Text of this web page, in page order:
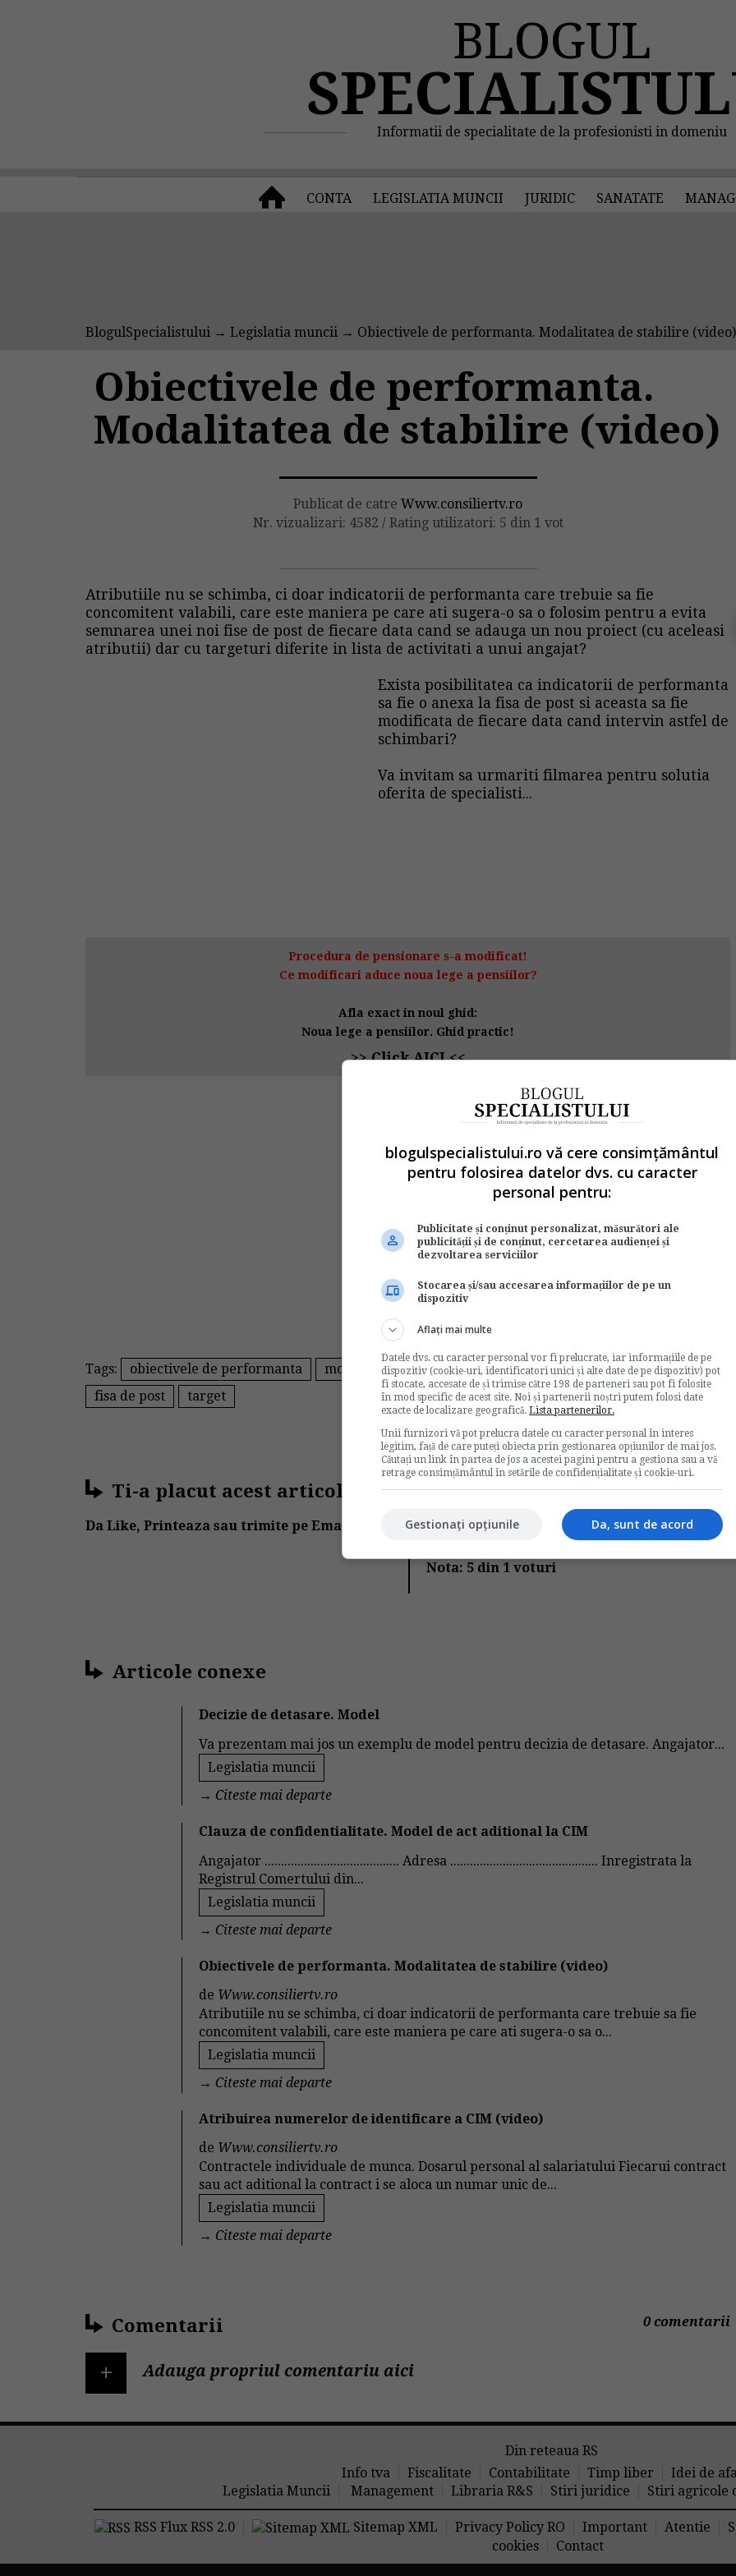
BLOGUL
Informatii de specialitate de la profesionisti in domeniu
CONTA LEGISLATIA MUNCII JURIDIC SANATATE
BlogulSpecialistului →Legislatia muncii → Obiectivele de performanta. Modalitatea de stabilire (video)
Obiectivele de performanta.
Modalitatea de stabilire (video)
Publicat de catreWww.consiliertv.ro
Nr. vizualizari: 4582 / Rating utilizatori: 5 din 1 vot
Atributiile nu se schimba, ci doar indicatorii de performanta care trebuie sa fie
concomitent valabili, care este maniera pe care ati sugera-o sa o folosim pentru a evita
semnarea unei noi fise de post de fiecare data cand se adauga un nou proiect (cu aceleasi
atributii) dar cu targeturi diferite in lista de activitati a unui angajat?
Exista posibilitatea ca indicatorii de performanta
sa fie o anexa la fisa de post si aceasta sa fie
modificata de fiecare data cand intervin astfel de
schimbari?
Va invitam sa urmariti filmarea pentru solutia
oferita de specialisti...
Procedura de pensionare s-a modificat!
Ce modificari aduce noua lege a pensiilor?
Afla exact in noul ghid:
Noua lege a pensiilor. Ghid practic!
>> Click AICI <<
Tags: obiectivele de performanta modalitatea de stabilire
indicator de performanta
fisa de post
target
Ti-a placut acest articol?
Da Like, Printeaza sau trimite pe Email!
Votati articolul
Rating:
Nota: 5din 1voturi
Articole conexe
Decizie de detasare. Model
Va prezentam mai jos un exemplu de model pentru decizia de detasare. Angajator...
Legislatia muncii
→ Citeste mai departe
Clauza de confidentialitate. Model de act aditional la CIM
Angajator ......................................... Adresa ............................................. Inregistrata la
Registrul Comertului din...
Legislatia muncii
→ Citeste mai departe
Obiectivele de performanta. Modalitatea de stabilire (video)
de Www.consiliertv.ro
Atributiile nu se schimba, ci doar indicatorii de performanta care trebuie sa fie
concomitent valabili, care este maniera pe care ati sugera-o sa o...
Legislatia muncii
→ Citeste mai departe
Atribuirea numerelor de identificare a CIM (video)
de Www.consiliertv.ro
Contractele individuale de munca. Dosarul personal al salariatului Fiecarui contract
sau act aditional la contract i se aloca un numar unic de...
Legislatia muncii
→ Citeste mai departe
Comentarii 0 comentarii
+ Adauga propriul comentariu aici
Din reteaua RS
Info tva
Fiscalitate Contabilitate Timp liber
Idei de
Legislatia Muncii
Management Libraria R&S Stiri juridice Stiri agricole
RSS Flux RSS 2.0 Sitemap XML Privacy Policy RO Important Atentie
cookies
Contact
blogulspecialistului.ro vă cere consimțământul
pentru folosirea datelor dvs. cu caracter
personal pentru:
Publicitate și conținut personalizat, măsurători ale
publicității și de conținut, cercetarea audienței și
dezvoltarea serviciilor
Stocarea și/sau accesarea informațiilor de pe un
dispozitiv
Aflați mai multe
Datele dvs. cu caracter personal vor fi prelucrate, iar informațiile de pe
dispozitiv (cookie-uri, identificatori unici și alte date de pe dispozitiv) pot
fi stocate, accesate de și trimise către 198 de parteneri sau pot fi folosite
în mod specific de acest site. Noi și partenerii noștri putem folosi date
exacte de localizare geografică. Lista partenerilor.
Unii furnizori vă pot prelucra datele cu caracter personal în interes
legitim, față de care puteți obiecta prin gestionarea opțiunilor de mai jos.
Căutați un link în partea de jos a acestei pagini pentru a gestiona sau a vă
retrage consimțământul în setările de confidențialitate și cookie-uri.
Da, sunt de acord
Gestionați opțiunile